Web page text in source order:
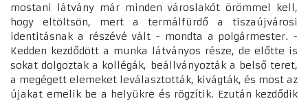
mostani látvány már minden városlakót örömmel kell,
hogy eltöltsön, mert a termálfürdő a tiszaújvárosi
identitásnak a részévé vált - mondta a polgármester. -
Kedden kezdődött a munka látványos része, de előtte is
sokat dolgoztak a kollégák, beállványozták a belső teret,
a megégett elemeket leválasztották, kivágták, és most az
újakat emelik be a helyükre és rögzítik. Ezután kezdődik